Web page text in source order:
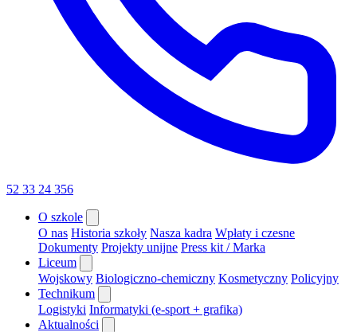
52 33 24 356
O szkole
O nas Historia szkoły Nasza kadra Wpłaty i czesne
Dokumenty Projekty unijne Press kit / Marka
Liceum
Wojskowy Biologiczno-chemiczny Kosmetyczny Policyjny
Technikum
Logistyki Informatyki (e-sport + grafika)
Aktualności